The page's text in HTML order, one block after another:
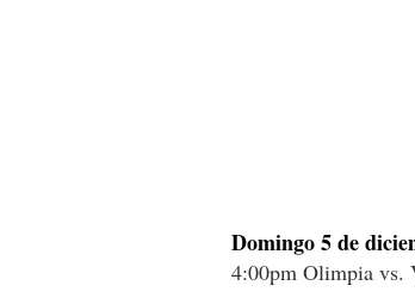
Domingo 5 de
4:00pm Olimpia vs.